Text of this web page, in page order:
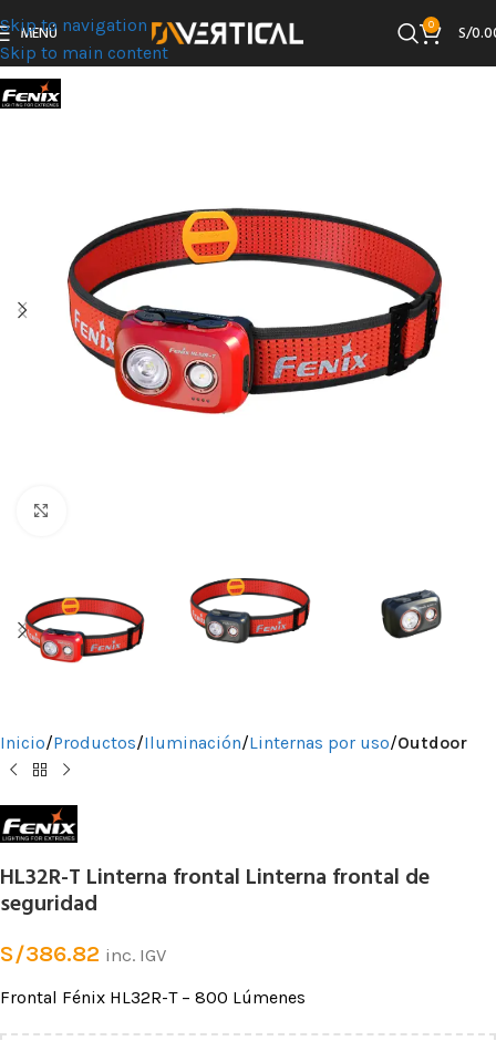
Skip to navigation
Skip to main content
MENÚ 0 S/
Inicio Productos Iluminación Linternas por uso Outdoor
HL32R-T Linterna frontal Linterna frontal de
seguridad
S/386.82 inc. IGV
Frontal Fénix HL32R-T – 800 Lúmenes